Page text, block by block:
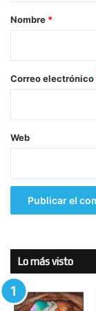
r
*
Nombre *
Correo electrónico
Web
Lo más visto